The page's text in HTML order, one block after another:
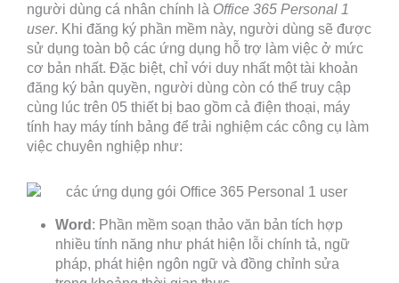
người dùng cá nhân chính là Office 365 Personal 1
user. Khi đăng ký phần mềm này, người dùng sẽ được
sử dụng toàn bộ các ứng dụng hỗ trợ làm việc ở mức
cơ bản nhất. Đặc biệt, chỉ với duy nhất một tài khoản
đăng ký bản quyền, người dùng còn có thể truy cập
cùng lúc trên 05 thiết bị bao gồm cả điện thoại, máy
tính hay máy tính bảng để trải nghiệm các công cụ làm
việc chuyên nghiệp như:
Word : Phần mềm soạn thảo văn bản tích hợp
nhiều tính năng như phát hiện lỗi chính tả, ngữ
pháp, phát hiện ngôn ngữ và đồng chỉnh sửa